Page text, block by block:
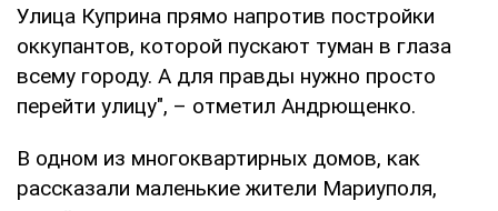
Улица Куприна прямо напротив постройки
оккупантов, которой пускают туман в глаза
всему городу. А для правды нужно просто
перейти улицу", – отметил Андрющенко.
В одном из многоквартирных домов, как
рассказали маленькие жители Мариуполя,